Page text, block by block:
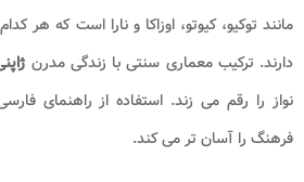
مانند توکیو، کیوتو، اوزاکا و نارا است که هر
دارند. ترکیب معماری سنتی با زندگی مدرن
نواز را رقم می‌ زند. استفاده از راهنمای
فرهنگ را آسان‌ تر می‌ کند.